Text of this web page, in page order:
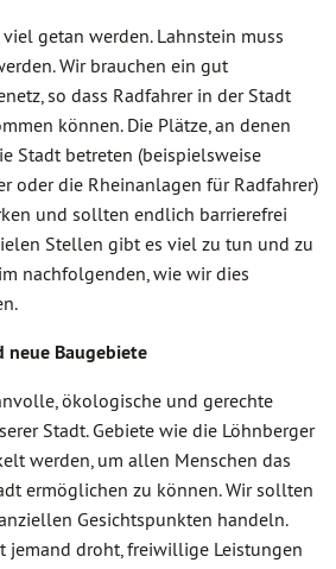
getan werden. Lahnstein muss
Wir brauchen ein gut
so dass Radfahrer in der Stadt
können. Die Plätze, an denen
Stadt betreten (beispielsweise
oder die Rheinanlagen für Radfahrer)
und sollten endlich barrierefrei
Stellen gibt es viel zu tun und zu
nachfolgenden, wie wir dies
Baugebiete
ökologische und gerechte
Stadt. Gebiete wie die Löhnberger
werden, um allen Menschen das
ermöglichen zu können. Wir sollten
Gesichtspunkten handeln.
jemand droht, freiwillige Leistungen